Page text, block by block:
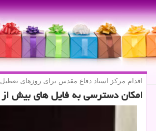
اقدام مركز اسناد دفاع مقدس برای روزهای
امكان دسترسی به فایل های بیش از ۱۳۰ عنوان كتاب به صورت رایگان